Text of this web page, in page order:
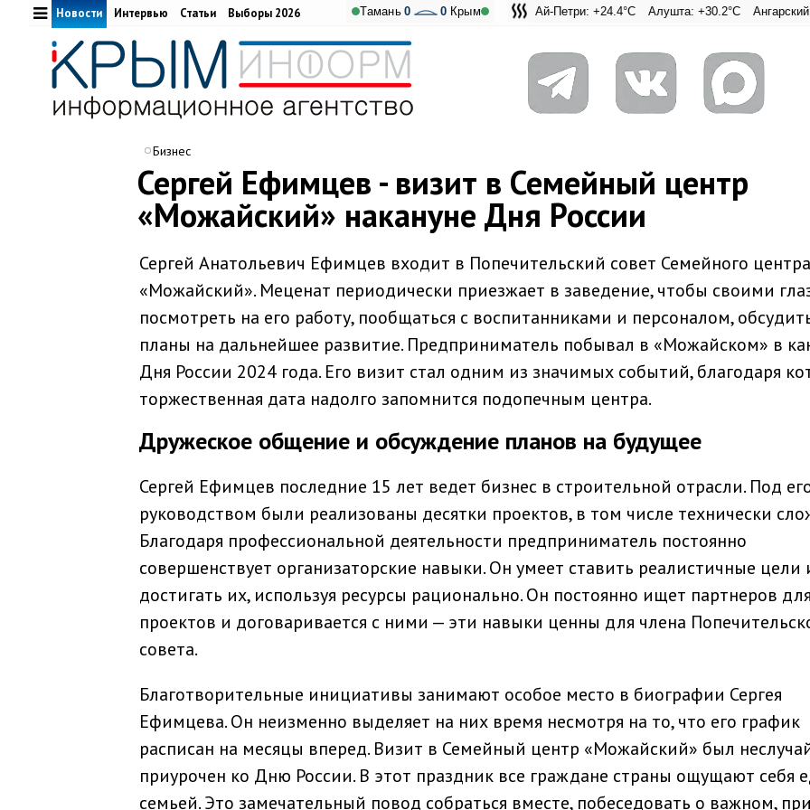
Адмиральская
Ай-Петри: +24.4°C Алушта: +30.2°C Ангарский перевал:
Тамань 0 0 Крым
Новости Интервью Статьи Выборы 2026
Бизнес
Сергей Ефимцев - визит в Семейный центр
«Можайский» накануне Дня России
Сергей Анатольевич Ефимцев входит в Попечительский совет Семейного центра
«Можайский». Меценат периодически приезжает в заведение, чтобы своими
посмотреть на его работу, пообщаться с воспитанниками и персоналом,
планы на дальнейшее развитие. Предприниматель побывал в «Можайском» в
Дня России 2024 года. Его визит стал одним из значимых событий, благодаря
торжественная дата надолго запомнится подопечным центра.
Дружеское общение и обсуждение планов на будущее
Сергей Ефимцев последние 15 лет ведет бизнес в строительной отрасли. Под
руководством были реализованы десятки проектов, в том числе технически
Благодаря профессиональной деятельности предприниматель постоянно
совершенствует организаторские навыки. Он умеет ставить реалистичные цели
достигать их, используя ресурсы рационально. Он постоянно ищет партнеров для
проектов и договаривается с ними — эти навыки ценны для члена
совета.
Благотворительные инициативы занимают особое место в биографии Сергея
Ефимцева. Он неизменно выделяет на них время несмотря на то, что его график
расписан на месяцы вперед. Визит в Семейный центр «Можайский» был
приурочен ко Дню России. В этот праздник все граждане страны ощущают себя
семьей. Это замечательный повод собраться вместе, побеседовать о важном,